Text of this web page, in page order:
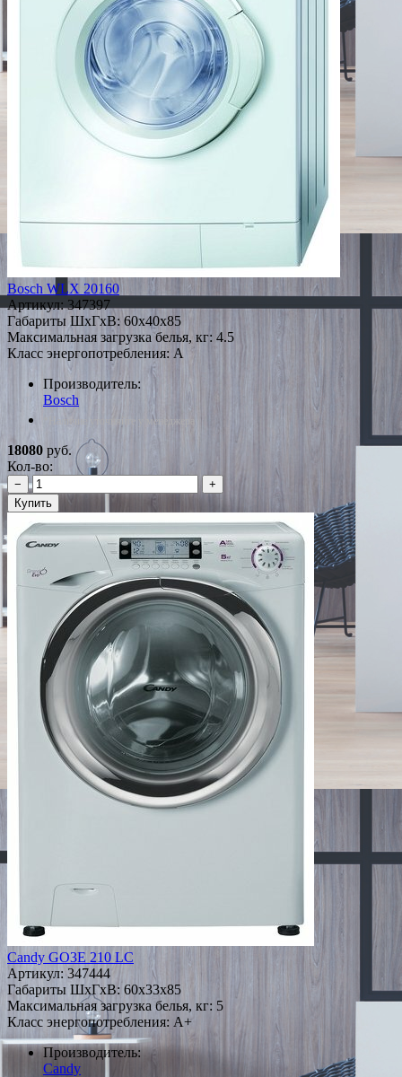
Bosch WLX 20160
Артикул:347397
Габариты ШxГxВ: 60x40x85
Максимальная загрузка белья, кг: 4.5
Класс энергопотребления: A
Производитель:
Bosch
*Наличие уточняйте у менеджера
18080 руб.
Кол-во:
−
+
Купить
Candy GO3E 210 LC
Артикул: 347444
Габариты ШxГxВ: 60x33x85
Максимальная загрузка белья, кг: 5
Класс энергопотребления: A+
Производитель:
Candy